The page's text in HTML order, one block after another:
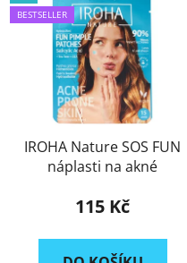
BESTSELLER
IROHA Nature SOS FUN
náplasti na akné
115 Kč